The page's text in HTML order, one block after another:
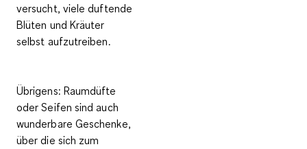
versucht, viele duftende
Blüten und Kräuter
selbst aufzutreiben.
Übrigens: Raumdüfte
oder Seifen sind auch
wunderbare Geschenke,
über die sich zum